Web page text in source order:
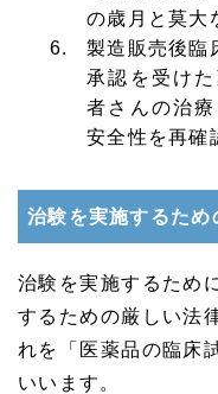
の歳月と莫大
製造販売後臨
承認を受け
者さんの治
安全性を再確
治験を実施するため
治験を実施するため
するための厳しい法
れを「医薬品の臨床
いいます。